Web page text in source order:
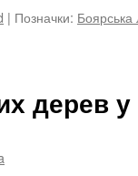
| Позначки:
дерев у